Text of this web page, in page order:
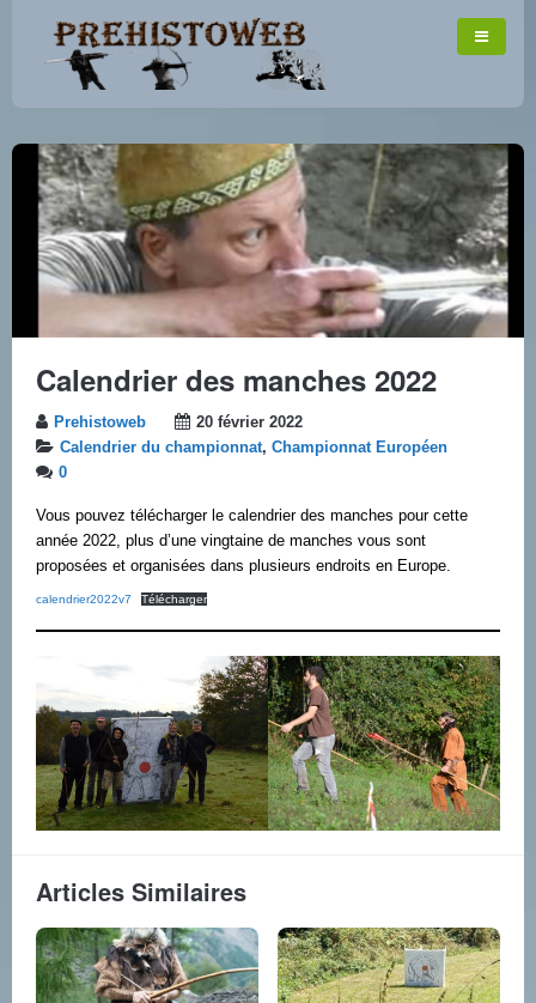
Calendrier des manches 2022
Prehistoweb
20 février 2022
Calendrier du championnat, Championnat Européen
0
Vous pouvez télécharger le calendrier des manches pour cette
année 2022, plus d’une vingtaine de manches vous sont
proposées et organisées dans plusieurs endroits en Europe.
calendrier2022v7 Télécharger
Articles Similaires